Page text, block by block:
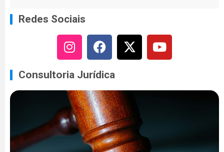
Redes Sociais
Consultoria Jurídica